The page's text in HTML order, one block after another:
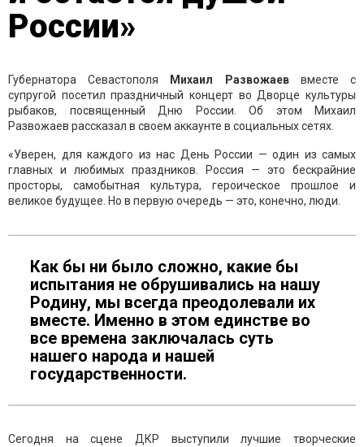
России»
Губернатора Севастополя Михаил Развожаеввместе с
супругой посетил праздничный концерт во Дворце культуры
рыбаков, посвященный Дню России. Об этом Михаил
Развожаев рассказал в своем аккаунте в социальных сетях.
«Уверен, для каждого из нас День России — один из самых
главных и любимых праздников. Россия — это бескрайние
просторы, самобытная культура, героическое прошлое и
великое будущее. Но в первую очередь — это, конечно, люди.
Как бы ни было сложно, какие бы
испытания не обрушивались на нашу
Родину, мы всегда преодолевали их
вместе. Именно в этом единстве во
все времена заключалась суть
нашего народа и нашей
государственности.
Сегодня на сцене ДКР выступили лучшие творческие